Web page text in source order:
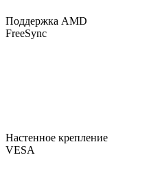
Поддержка AMD
FreeSync
Настенное крепление
VESA